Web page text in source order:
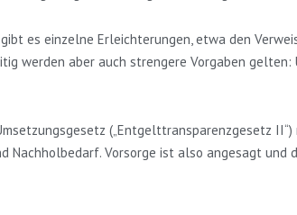
es einzelne Erleichterungen, etwa den
werden aber auch strengere Vorgaben
(„Entgelttransparenzgesetz
Nachholbedarf. Vorsorge ist also angesagt